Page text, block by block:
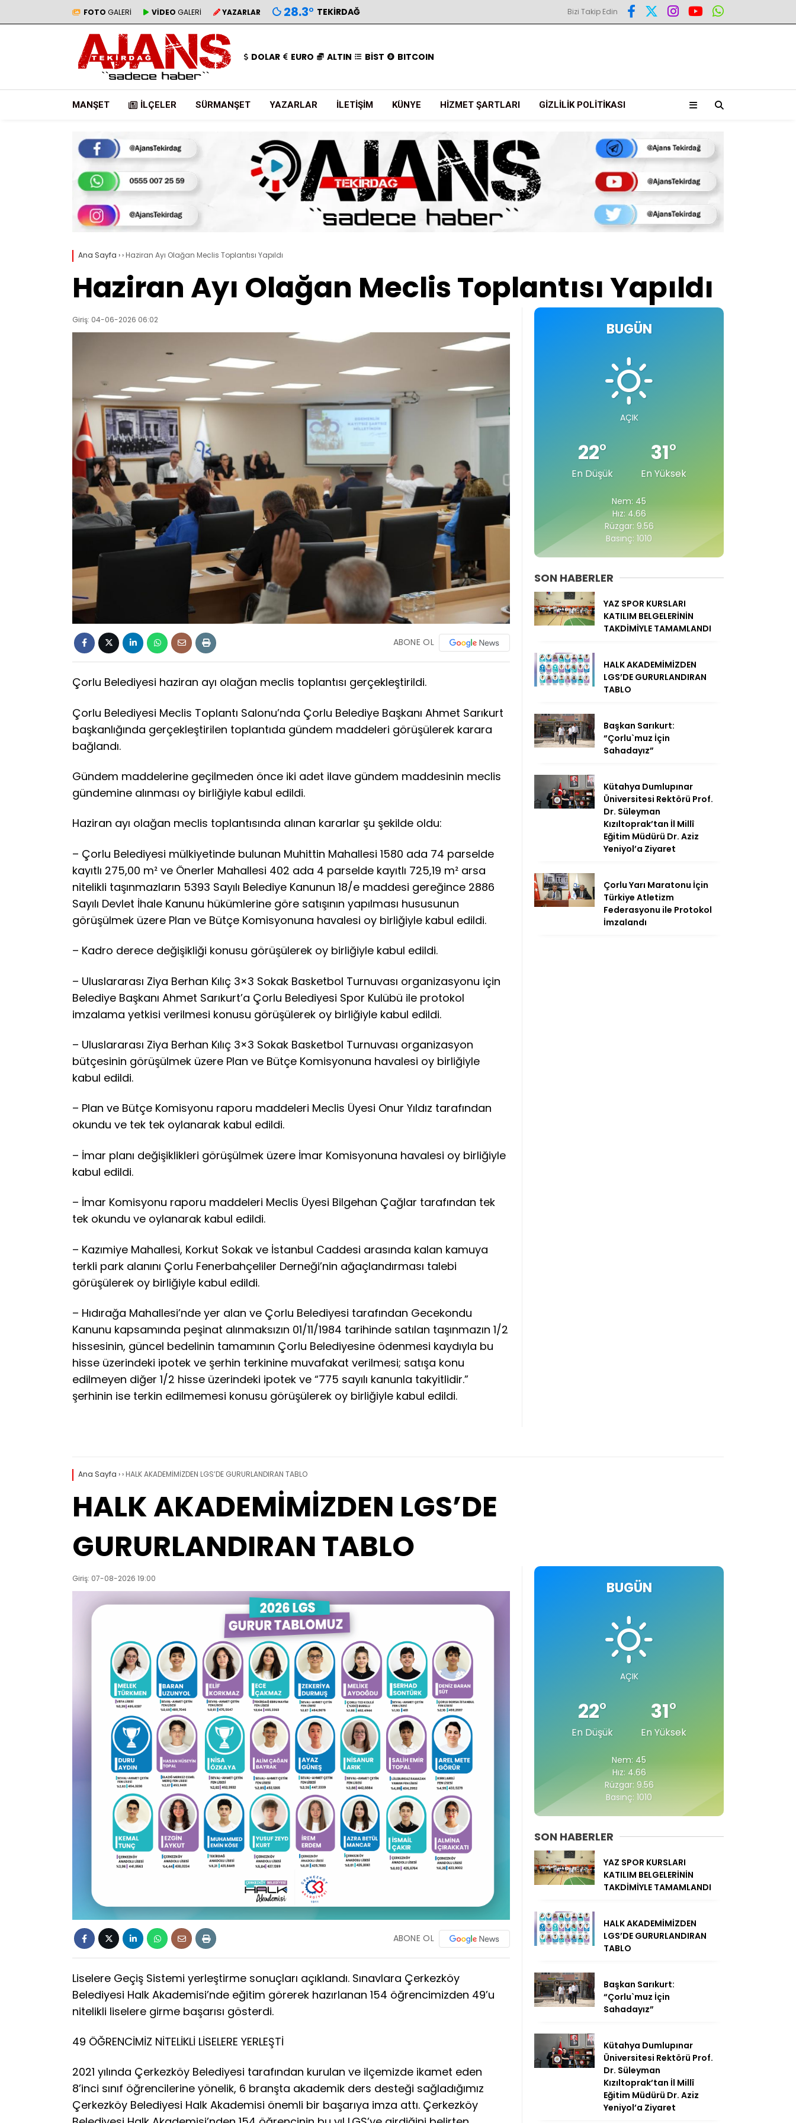
FOTO GALERİ VİDEO GALERİ YAZARLAR 28.3° TEKIRDAĞ Bizi Takip Edin
DOLAR EURO ALTIN BİST BITCOIN
MANŞET İLÇELER SÜRMANŞET YAZARLAR İLETIŞIM KÜNYE HIZMET ŞARTLARI GIZLILIK POLITIKASI
Ana Sayfa ›› Haziran Ayı Olağan Meclis Toplantısı Yapıldı
Haziran Ayı Olağan Meclis Toplantısı Yapıldı
Giriş: 04-06-2026 06:02
ABONE OL
Çorlu Belediyesi haziran ayı olağan meclis toplantısı gerçekleştirildi.
Çorlu Belediyesi Meclis Toplantı Salonu’nda Çorlu Belediye Başkanı Ahmet Sarıkurt
başkanlığında gerçekleştirilen toplantıda gündem maddeleri görüşülerek karara
bağlandı.
Gündem maddelerine geçilmeden önce iki adet ilave gündem maddesinin meclis
gündemine alınması oy birliğiyle kabul edildi.
Haziran ayı olağan meclis toplantısında alınan kararlar şu şekilde oldu:
– Çorlu Belediyesi mülkiyetinde bulunan Muhittin Mahallesi 1580 ada 74 parselde
kayıtlı 275,00 m² ve Önerler Mahallesi 402 ada 4 parselde kayıtlı 725,19 m² arsa
nitelikli taşınmazların 5393 Sayılı Belediye Kanunun 18/e maddesi gereğince 2886
Sayılı Devlet İhale Kanunu hükümlerine göre satışının yapılması hususunun
görüşülmek üzere Plan ve Bütçe Komisyonuna havalesi oy birliğiyle kabul edildi.
– Kadro derece değişikliği konusu görüşülerek oy birliğiyle kabul edildi.
– Uluslararası Ziya Berhan Kılıç 3×3 Sokak Basketbol Turnuvası organizasyonu için
Belediye Başkanı Ahmet Sarıkurt’a Çorlu Belediyesi Spor Kulübü ile protokol
imzalama yetkisi verilmesi konusu görüşülerek oy birliğiyle kabul edildi.
– Uluslararası Ziya Berhan Kılıç 3×3 Sokak Basketbol Turnuvası organizasyon
bütçesinin görüşülmek üzere Plan ve Bütçe Komisyonuna havalesi oy birliğiyle
kabul edildi.
– Plan ve Bütçe Komisyonu raporu maddeleri Meclis Üyesi Onur Yıldız tarafından
okundu ve tek tek oylanarak kabul edildi.
– İmar planı değişiklikleri görüşülmek üzere İmar Komisyonuna havalesi oy birliğiyle
kabul edildi.
– İmar Komisyonu raporu maddeleri Meclis Üyesi Bilgehan Çağlar tarafından tek
tek okundu ve oylanarak kabul edildi.
– Kazımiye Mahallesi, Korkut Sokak ve İstanbul Caddesi arasında kalan kamuya
terkli park alanını Çorlu Fenerbahçeliler Derneği’nin ağaçlandırması talebi
görüşülerek oy birliğiyle kabul edildi.
– Hıdırağa Mahallesi’nde yer alan ve Çorlu Belediyesi tarafından Gecekondu
Kanunu kapsamında peşinat alınmaksızın 01/11/1984 tarihinde satılan taşınmazın 1/2
hissesinin, güncel bedelinin tamamının Çorlu Belediyesine ödenmesi kaydıyla bu
hisse üzerindeki ipotek ve şerhin terkinine muvafakat verilmesi; satışa konu
edilmeyen diğer 1/2 hisse üzerindeki ipotek ve “775 sayılı kanunla takyitlidir.”
şerhinin ise terkin edilmemesi konusu görüşülerek oy birliğiyle kabul edildi.
BUGÜN
AÇIK
22°
En Düşük
31°
En Yüksek
Nem: 45
Hız: 4.66
Rüzgar: 9.56
Basınç: 1010
SON HABERLER
YAZ SPOR KURSLARI
KATILIM BELGELERİNİN
TAKDİMİYLE TAMAMLANDI
HALK AKADEMİMİZDEN
LGS’DE GURURLANDIRAN
TABLO
Başkan Sarıkurt:
“Çorlu`muz İçin
Sahadayız”
Kütahya Dumlupınar
Üniversitesi Rektörü Prof.
Dr. Süleyman
Kızıltoprak’tan İl Millî
Eğitim Müdürü Dr. Aziz
Yeniyol’a Ziyaret
Çorlu Yarı Maratonu İçin
Türkiye Atletizm
Federasyonu ile Protokol
İmzalandı
Ana Sayfa ›› HALK AKADEMİMİZDEN LGS’DE GURURLANDIRAN TABLO
HALK AKADEMİMİZDEN LGS’DE
GURURLANDIRAN TABLO
Giriş: 07-08-2026 19:00
ABONE OL
Liselere Geçiş Sistemi yerleştirme sonuçları açıklandı. Sınavlara Çerkezköy
Belediyesi Halk Akademisi’nde eğitim görerek hazırlanan 154 öğrencimizden 49’u
nitelikli liselere girme başarısı gösterdi.
49 ÖĞRENCİMİZ NİTELİKLİ LİSELERE YERLEŞTİ
2021 yılında Çerkezköy Belediyesi tarafından kurulan ve ilçemizde ikamet eden
8’inci sınıf öğrencilerine yönelik, 6 branşta akademik ders desteği sağladığımız
Çerkezköy Belediyesi Halk Akademisi önemli bir başarıya imza attı. Çerkezköy
BUGÜN
AÇIK
22°
En Düşük
31°
En Yüksek
Nem: 45
Hız: 4.66
Rüzgar: 9.56
Basınç: 1010
SON HABERLER
YAZ SPOR KURSLARI
KATILIM BELGELERİNİN
TAKDİMİYLE TAMAMLANDI
HALK AKADEMİMİZDEN
LGS’DE GURURLANDIRAN
TABLO
Başkan Sarıkurt:
“Çorlu`muz İçin
Sahadayız”
Kütahya Dumlupınar
Üniversitesi Rektörü Prof.
Dr. Süleyman
Kızıltoprak’tan İl Millî
Eğitim Müdürü Dr. Aziz
Yeniyol’a Ziyaret